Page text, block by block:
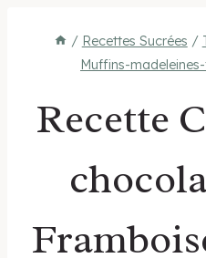
/ Recettes Sucrées /
Muffins-
Recette